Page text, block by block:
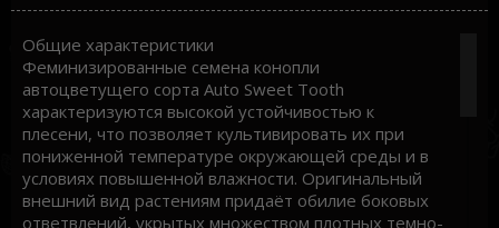
Общие характеристики
Феминизированные семена конопли
автоцветущего сорта Auto Sweet Tooth
характеризуются высокой устойчивостью к
плесени, что позволяет культивировать их при
пониженной температуре окружающей среды и в
условиях повышенной влажности. Оригинальный
внешний вид растениям придаёт обилие боковых
ответвлений, укрытых множеством плотных темно-